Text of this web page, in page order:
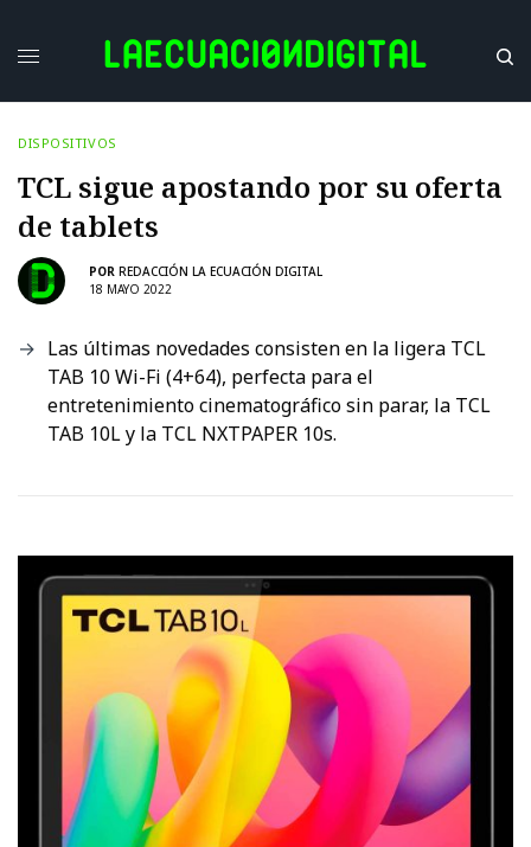
DISPOSITIVOS
TCL sigue apostando por su oferta
de tablets
POR REDACCIÓN LA ECUACIÓN DIGITAL
18 MAYO 2022
Las últimas novedades consisten en la ligera TCL
TAB 10 Wi-Fi (4+64), perfecta para el
entretenimiento cinematográfico sin parar, la TCL
TAB 10L y la TCL NXTPAPER 10s.